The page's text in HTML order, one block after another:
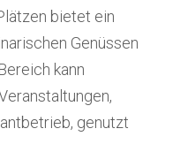
bietet ein
Genüssen
kann
genutzt